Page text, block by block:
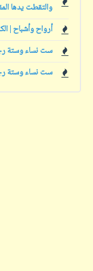
والتقطت يدها
أرواح وأشباح |
ست نساء وستة
ست نساء وستة